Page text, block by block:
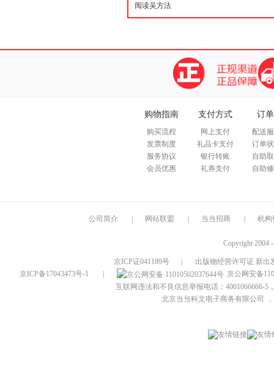
购物指南
购买流程
发票制度
服务协议
会员优惠
支付方式
网上支付
礼品卡支付
银行转账
礼券支付
订
配送
订单
自助
自助
公司简介 网站联盟 当当招商 机构
Copyright 2004
京ICP证041189号
出版物经营许可证 新出
京ICP备17043473号-1
京公网安备
互联网违法和不良信息举报电话：4001066666-5
北京当当科文电子商务有限公司